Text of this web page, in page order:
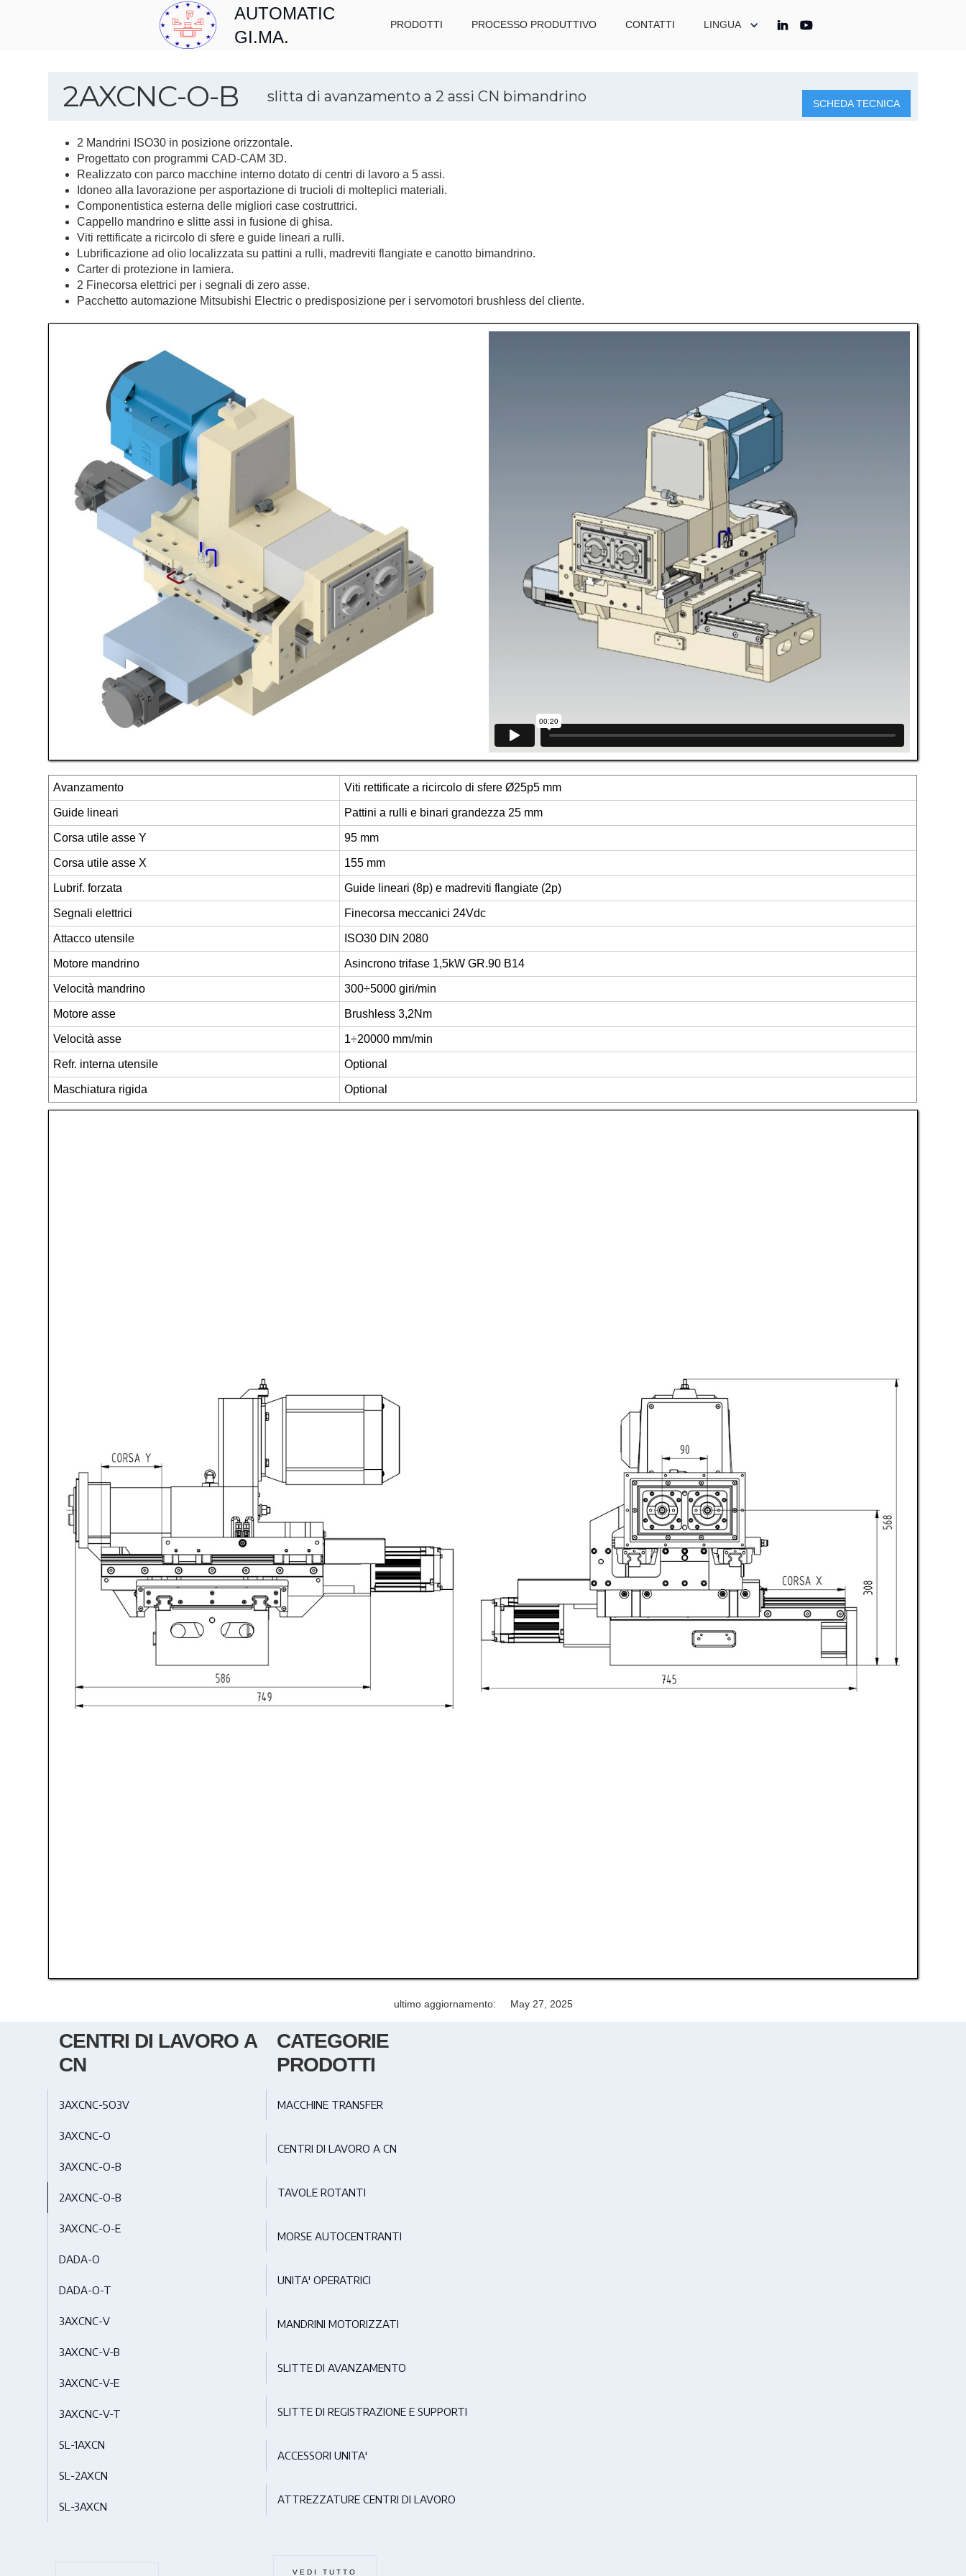
AUTOMATIC
GI.MA.
PRODOTTI PROCESSO PRODUTTIVO CONTATTI LINGUA
2AXCNC-O-B slitta di avanzamento a 2 assi CN bimandrino SCHEDA TECNICA
2 Mandrini ISO30 in posizione orizzontale.
Progettato con programmi CAD-CAM 3D.
Realizzato con parco macchine interno dotato di centri di lavoro a 5 assi.
Idoneo alla lavorazione per asportazione di trucioli di molteplici materiali.
Componentistica esterna delle migliori case costruttrici.
Cappello mandrino e slitte assi in fusione di ghisa.
Viti rettificate a ricircolo di sfere e guide lineari a rulli.
Lubrificazione ad olio localizzata su pattini a rulli, madreviti flangiate e canotto bimandrino.
Carter di protezione in lamiera.
2 Finecorsa elettrici per i segnali di zero asse.
Pacchetto automazione Mitsubishi Electric o predisposizione per i servomotori brushless del cliente.
Avanzamento Viti rettificate a ricircolo di sfere Ø25p5 mm
Guide lineari Pattini a rulli e binari grandezza 25 mm
Corsa utile asse Y 95 mm
Corsa utile asse X 155 mm
Lubrif. forzata Guide lineari (8p) e madreviti flangiate (2p)
Segnali elettrici Finecorsa meccanici 24Vdc
Attacco utensile ISO30 DIN 2080
Motore mandrino Asincrono trifase 1,5kW GR.90 B14
Velocità mandrino 300÷5000 giri/min
Motore asse Brushless 3,2Nm
Velocità asse 1÷20000 mm/min
Refr. interna utensile Optional
Maschiatura rigida Optional
ultimo aggiornamento: May 27, 2025
CENTRI DI LAVORO A
CN
3AXCNC-5O3V
3AXCNC-O
3AXCNC-O-B
2AXCNC-O-B
3AXCNC-O-E
DADA-O
DADA-O-T
3AXCNC-V
3AXCNC-V-B
3AXCNC-V-E
3AXCNC-V-T
SL-1AXCN
SL-2AXCN
SL-3AXCN
CATEGORIE
PRODOTTI
MACCHINE TRANSFER
CENTRI DI LAVORO A CN
TAVOLE ROTANTI
MORSE AUTOCENTRANTI
UNITA' OPERATRICI
MANDRINI MOTORIZZATI
SLITTE DI AVANZAMENTO
SLITTE DI REGISTRAZIONE E SUPPORTI
ACCESSORI UNITA'
ATTREZZATURE CENTRI DI LAVORO
VEDI TUTTO